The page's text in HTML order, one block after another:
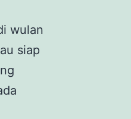
wulan
siap